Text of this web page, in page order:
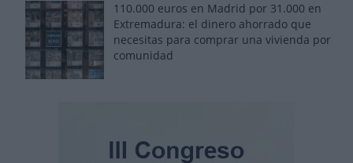
110.000 euros en Madrid por 31.000 en
Extremadura: el dinero ahorrado que
necesitas para comprar una vivienda por
comunidad